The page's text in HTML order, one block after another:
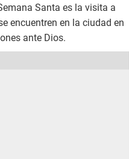
Santa es la visita a
encuentren en la ciudad en
ante Dios.